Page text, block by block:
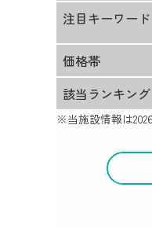
注目キーワード
価格帯
該当ランキング
※当施設情報は